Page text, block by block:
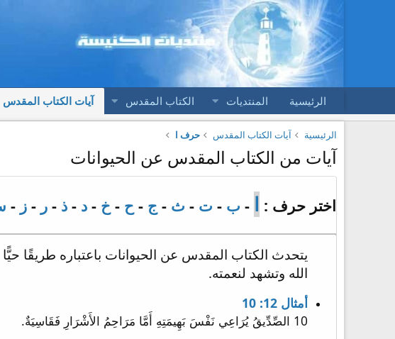
الرئيسية المنتديات الكتاب المقدس آيات الكتاب المقدس
الرئيسية آيات الكتاب المقدس حرف ا
آيات من الكتاب المقدس عن الحيوانات
اختر حرف : ا - ب - ت - ث - ج - ح - خ - د - ذ - ر - ز -
يتحدث الكتاب المقدس عن الحيوانات باعتباره طريقًا
الله وتشهد لنعمته.
أمثال 12: 10
10 الصِّدِّيقُ يُرَاعِي نَفْسَ بَهِيمَتِهِ أَمَّا مَرَاحِمُ الأَشْرَارِ فَقَاسِيَةٌ.